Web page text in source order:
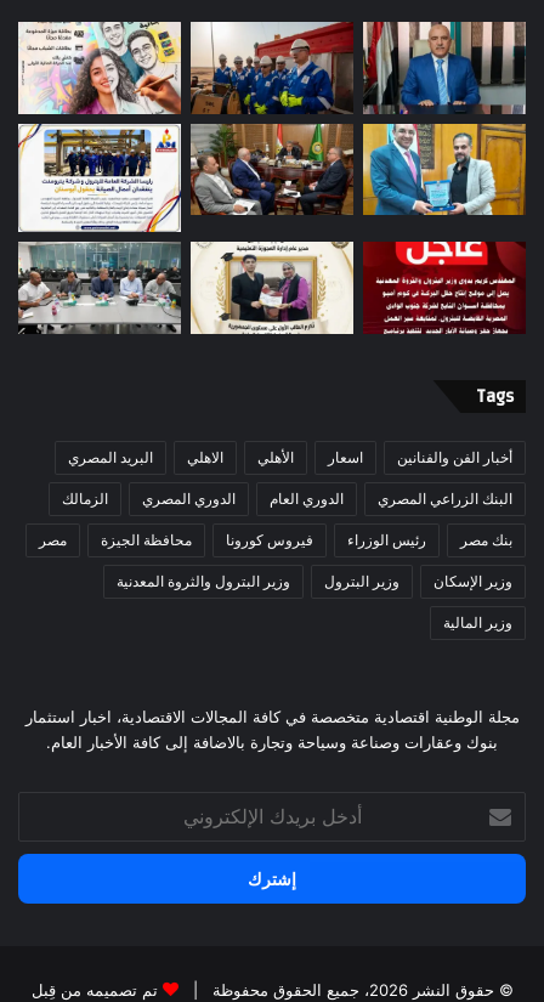
Tags
أخبار الفن والفنانين اسعار الأهلي الاهلي البريد المصري
البنك الزراعي المصري الدوري العام الدوري المصري الزمالك
بنك مصر رئيس الوزراء فيروس كورونا محافظة الجيزة مصر
وزير الإسكان وزير البترول وزير البترول والثروة المعدنية
وزير المالية
مجلة الوطنية اقتصادية متخصصة في كافة المجالات الاقتصادية، اخبار استثمار
بنوك وعقارات وصناعة وسياحة وتجارة بالاضافة إلى كافة الأخبار العام.
بريدك
الإلكتروني
© حقوق النشر 2026، جميع الحقوق محفوظة | تم تصميمه من قِبل